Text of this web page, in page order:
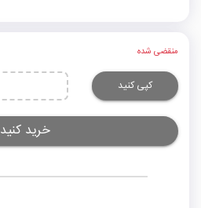
منقضی شده
کپی کنید
خرید کنید